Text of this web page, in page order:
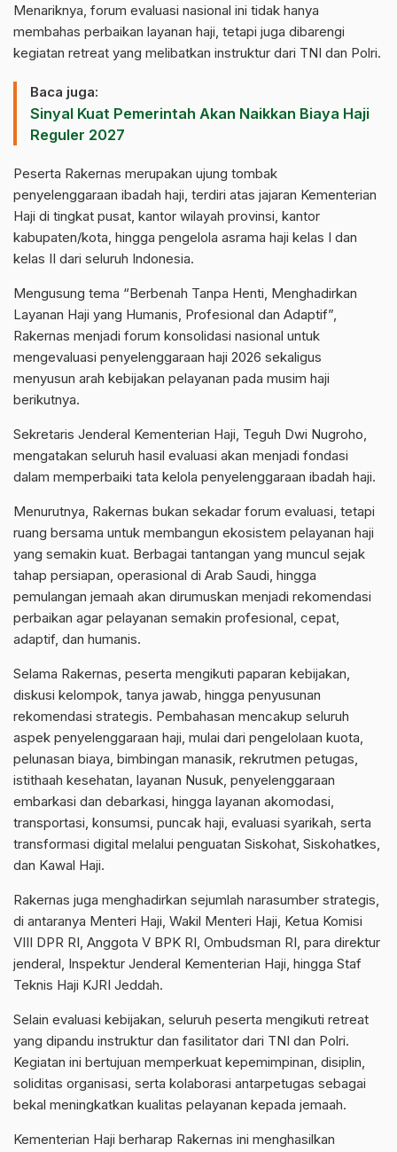
Menariknya, forum evaluasi nasional ini tidak hanya
membahas perbaikan layanan haji, tetapi juga dibarengi
kegiatan retreat yang melibatkan instruktur dari TNI dan Polri.
Baca juga:
Sinyal Kuat Pemerintah Akan Naikkan Biaya Haji
Reguler 2027
Peserta Rakernas merupakan ujung tombak
penyelenggaraan ibadah haji, terdiri atas jajaran Kementerian
Haji di tingkat pusat, kantor wilayah provinsi, kantor
kabupaten/kota, hingga pengelola asrama haji kelas I dan
kelas II dari seluruh Indonesia.
Mengusung tema “Berbenah Tanpa Henti, Menghadirkan
Layanan Haji yang Humanis, Profesional dan Adaptif”,
Rakernas menjadi forum konsolidasi nasional untuk
mengevaluasi penyelenggaraan haji 2026 sekaligus
menyusun arah kebijakan pelayanan pada musim haji
berikutnya.
Sekretaris Jenderal Kementerian Haji, Teguh Dwi Nugroho,
mengatakan seluruh hasil evaluasi akan menjadi fondasi
dalam memperbaiki tata kelola penyelenggaraan ibadah haji.
Menurutnya, Rakernas bukan sekadar forum evaluasi, tetapi
ruang bersama untuk membangun ekosistem pelayanan haji
yang semakin kuat. Berbagai tantangan yang muncul sejak
tahap persiapan, operasional di Arab Saudi, hingga
pemulangan jemaah akan dirumuskan menjadi rekomendasi
perbaikan agar pelayanan semakin profesional, cepat,
adaptif, dan humanis.
Selama Rakernas, peserta mengikuti paparan kebijakan,
diskusi kelompok, tanya jawab, hingga penyusunan
rekomendasi strategis. Pembahasan mencakup seluruh
aspek penyelenggaraan haji, mulai dari pengelolaan kuota,
pelunasan biaya, bimbingan manasik, rekrutmen petugas,
istithaah kesehatan, layanan Nusuk, penyelenggaraan
embarkasi dan debarkasi, hingga layanan akomodasi,
transportasi, konsumsi, puncak haji, evaluasi syarikah, serta
transformasi digital melalui penguatan Siskohat, Siskohatkes,
dan Kawal Haji.
Rakernas juga menghadirkan sejumlah narasumber strategis,
di antaranya Menteri Haji, Wakil Menteri Haji, Ketua Komisi
VIII DPR RI, Anggota V BPK RI, Ombudsman RI, para direktur
jenderal, Inspektur Jenderal Kementerian Haji, hingga Staf
Teknis Haji KJRI Jeddah.
Selain evaluasi kebijakan, seluruh peserta mengikuti retreat
yang dipandu instruktur dan fasilitator dari TNI dan Polri.
Kegiatan ini bertujuan memperkuat kepemimpinan, disiplin,
soliditas organisasi, serta kolaborasi antarpetugas sebagai
bekal meningkatkan kualitas pelayanan kepada jemaah.
Kementerian Haji berharap Rakernas ini menghasilkan